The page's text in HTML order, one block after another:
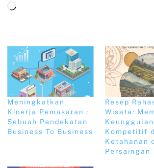
Meningkatkan
Kinerja Pemasaran :
Sebuah Pendekatan
Business To Business
Resep
Wisata:
Keunggulan
Kompetitif
Ketahanan
Persaingan